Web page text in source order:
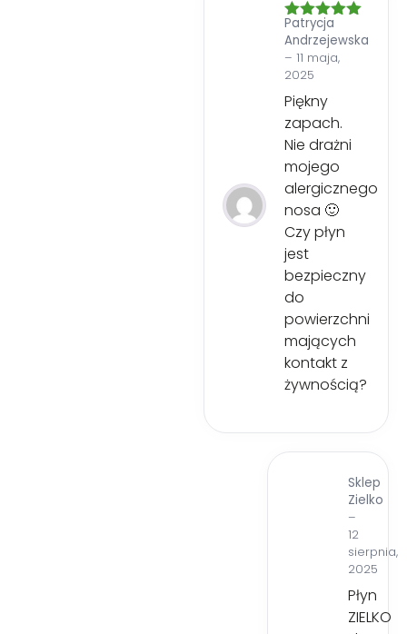
Oceniono
na 5
Patrycja
Andrzejewska
– 11 maja,
2025
Piękny
zapach.
Nie drażni
mojego
alergicznego
nosa 🙂
Czy płyn
jest
bezpieczny
do
powierzchni
mających
kontakt z
żywnością?
Sklep
Zielko
–
12
sierpnia,
2025
Płyn
ZIELKO